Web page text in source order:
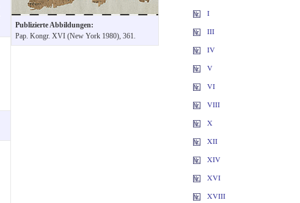
Publizierte Abbildungen:
Pap. Kongr. XVI (New York 1980), 361.
I
III
IV
V
VI
VIII
X
XII
XIV
XVI
XVIII